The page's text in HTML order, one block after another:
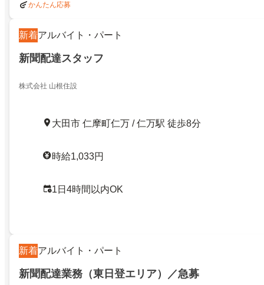
かんたん応募
新着アルバイト・パート
新聞配達スタッフ
株式会社 山根住設
大田市 仁摩町仁万 / 仁万駅 徒歩8分
時給1,033円
1日4時間以内OK
新着アルバイト・パート
新聞配達業務（東日登エリア）／急募